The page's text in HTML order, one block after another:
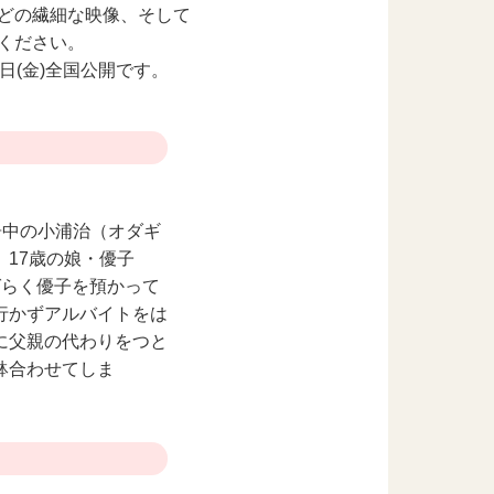
の繊細な映像、そして
ださい。
(⾦)全国公開です。
の⼩浦治（オダギ
17歳の娘・優⼦
く優⼦を預かって
かずアルバイトをは
親の代わりをつと
わせてしま